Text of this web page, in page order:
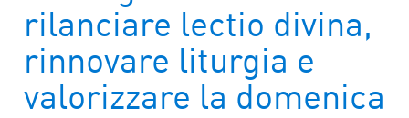
rilanciare lectio divina,
rinnovare liturgia e
valorizzare la domenica